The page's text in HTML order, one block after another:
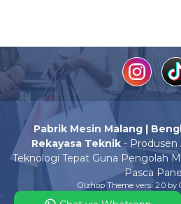
Pabrik Mesin Malang |
Rekayasa Teknik- Produsen
Teknologi Tepat Guna Pengolah
Pasca
Olzhop Themeversi 2.0 by